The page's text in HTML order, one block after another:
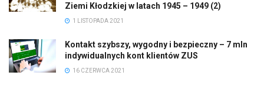
Ziemi Kłodzkiej w latach 1945 – 1949 (2)
1 LISTOPADA 2021
Kontakt szybszy, wygodny i bezpieczny – 7 mln
indywidualnych kont klientów ZUS
16 CZERWCA 2021